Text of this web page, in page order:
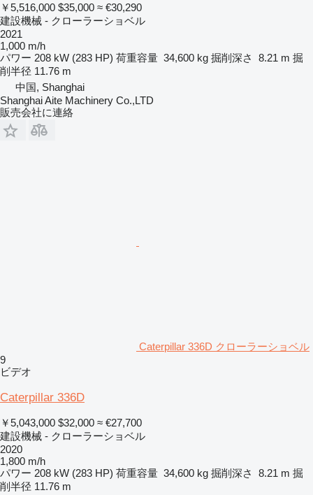
￥5,516,000 $35,000 ≈ €30,290
建設機械 - クローラーショベル
2021
1,000 m/h
パワー 208 kW (283 HP) 荷重容量 34,600 kg 掘削深さ 8.21 m 掘
削半径 11.76 m
中国, Shanghai
Shanghai Aite Machinery Co.,LTD
販売会社に連絡
Caterpillar 336D クローラーショベル
9
ビデオ
Caterpillar 336D
￥5,043,000 $32,000 ≈ €27,700
建設機械 - クローラーショベル
2020
1,800 m/h
パワー 208 kW (283 HP) 荷重容量 34,600 kg 掘削深さ 8.21 m 掘
削半径 11.76 m